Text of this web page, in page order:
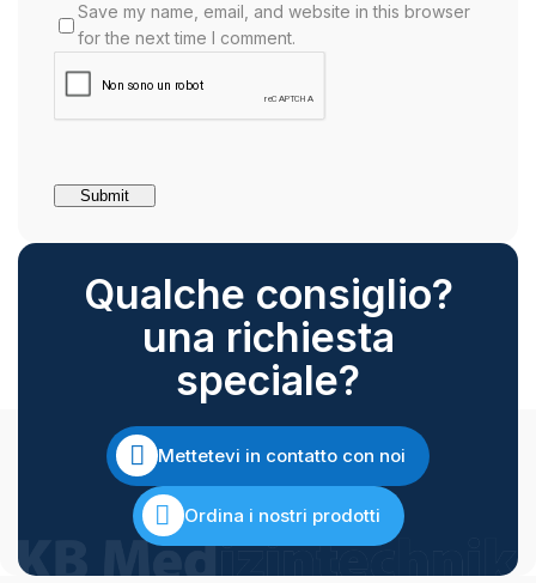
Save my name, email, and website in this browser
for the next time I comment.
Qualche consiglio?
una richiesta
speciale?
Mettetevi in contatto con noi
Ordina i nostri prodotti